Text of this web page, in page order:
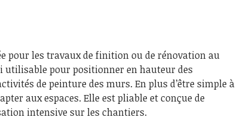
pour les travaux de finition ou de rénovation au
utilisable pour positionner en hauteur des
de peinture des murs. En plus d’être simple à
aux espaces. Elle est pliable et conçue de
intensive sur les chantiers.